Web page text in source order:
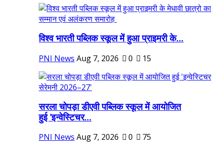
विश्व भारती पब्लिक स्कूल में हुआ प्राइमरी के...
PNI News Aug 7, 2026 0 15
सरला चोपड़ा डीएवी पब्लिक स्कूल में आयोजित
हुई 'इन्वेस्टिचर...
PNI News Aug 7, 2026 0 75